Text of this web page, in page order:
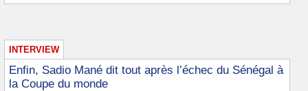
INTERVIEW
Enfin, Sadio Mané dit tout après l’échec du Sénégal à
la Coupe du monde